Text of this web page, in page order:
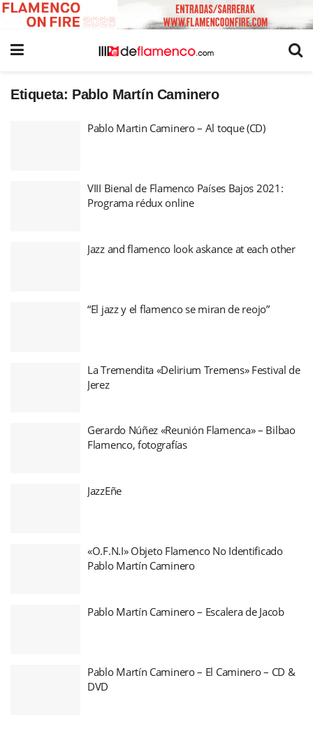
Etiqueta: Pablo Martín Caminero
Pablo Martin Caminero – Al toque (CD)
VIII Bienal de Flamenco Países Bajos 2021:
Programa rédux online
Jazz and flamenco look askance at each other
“El jazz y el flamenco se miran de reojo”
La Tremendita «Delirium Tremens» Festival de
Jerez
Gerardo Núñez «Reunión Flamenca» – Bilbao
Flamenco, fotografías
JazzEñe
«O.F.N.I» Objeto Flamenco No Identificado
Pablo Martín Caminero
Pablo Martín Caminero – Escalera de Jacob
Pablo Martín Caminero – El Caminero – CD &
DVD